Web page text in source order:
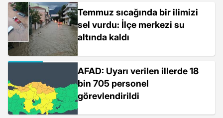
Temmuz sıcağında bir ilimizi
sel vurdu: İlçe merkezi su
altında kaldı
AFAD: Uyarı verilen illerde 18
bin 705 personel
görevlendirildi